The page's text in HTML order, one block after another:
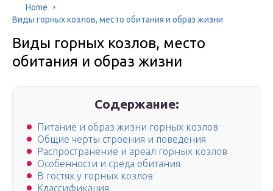
Home
Виды горных козлов, место обитания и образ жизни
Виды горных козлов, место
обитания и образ жизни
Содержание:
Питание и образ жизни горных козлов
Общие черты строения и поведения
Распространение и ареал горных козлов
Особенности и среда обитания
В гостях у горных козлов
Классификация